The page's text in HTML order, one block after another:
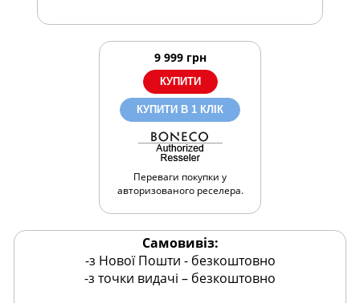
9 999 грн
КУПИТИ В 1 КЛІК
Переваги покупки у
авторизованого реселера.
Самовивіз:
-з Нової Пошти - безкоштовно
-з точки видачі – безкоштовно